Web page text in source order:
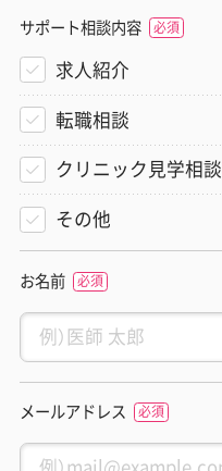
サポート相談内容
求人紹介
転職相談
クリニック見学相談
その他
お名前
メールアドレス